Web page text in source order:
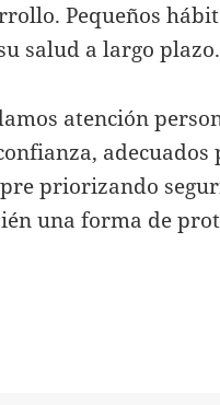
Pequeños
salud a largo plazo.
atención
adecuados
priorizando
una forma de